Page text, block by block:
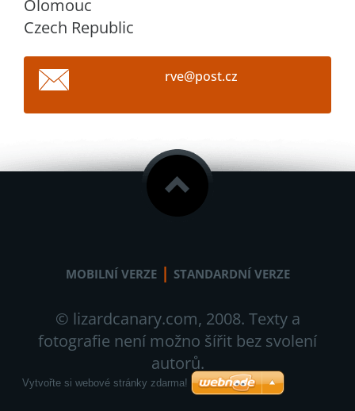
Olomouc
Czech Republic
rve@post.cz
MOBILNÍ VERZE | STANDARDNÍ VERZE
© lizardcanary.com, 2008. Texty a
fotografie není možno šířit bez svolení
autorů.
Vytvořte si webové stránky zdarma!